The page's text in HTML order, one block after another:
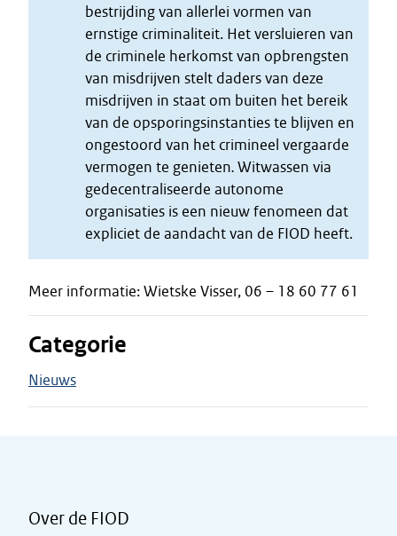
bestrijding van allerlei vormen van
ernstige criminaliteit. Het versluieren van
de criminele herkomst van opbrengsten
van misdrijven stelt daders van deze
misdrijven in staat om buiten het bereik
van de opsporingsinstanties te blijven en
ongestoord van het crimineel vergaarde
vermogen te genieten.Witwassen via
gedecentraliseerde autonome
organisaties is een nieuw fenomeen dat
expliciet de aandacht van de FIOD heeft.
Meer informatie: Wietske Visser, 06 – 18 60 77 61
Categorie
Nieuws
Over de FIOD